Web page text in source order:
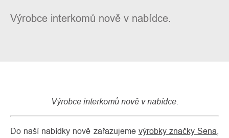
Výrobce interkomů nově v nabídce.
Výrobce interkomů nově v nabídce.
Do naší nabídky nově zařazujeme výrobky značky Sena,